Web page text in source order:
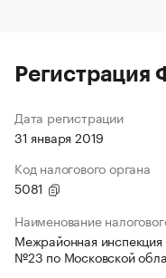
Регистрация
Дата регистрации
31 января 2019
Код налогового органа
5081
Наименование
Межрайонная
№23 по Московской